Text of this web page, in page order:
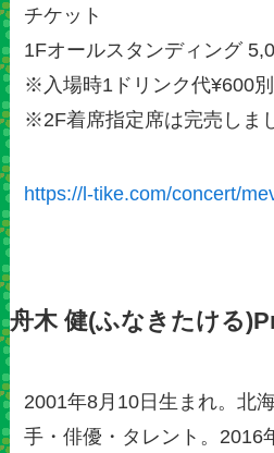
チケット
1Fオールスタンディング
※入場時1ドリンク代¥600別
※2F着席指定席は完売しま
https://l-tike.com/concert/
舟木 健(ふなきたける
2001年8月10日生まれ。北
手・俳優・タレント。2016